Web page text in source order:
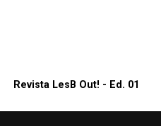
Revista LesB Out! - Ed. 01